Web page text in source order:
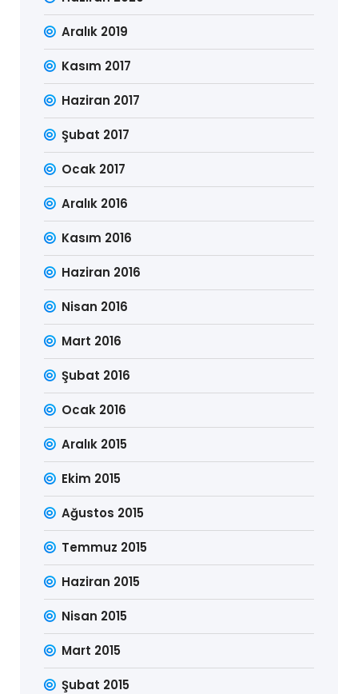
Aralık 2019
Kasım 2017
Haziran 2017
Şubat 2017
Ocak 2017
Aralık 2016
Kasım 2016
Haziran 2016
Nisan 2016
Mart 2016
Şubat 2016
Ocak 2016
Aralık 2015
Ekim 2015
Ağustos 2015
Temmuz 2015
Haziran 2015
Nisan 2015
Mart 2015
Şubat 2015